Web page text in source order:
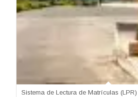
Sistema de Lectura de Matrículas (LPR)